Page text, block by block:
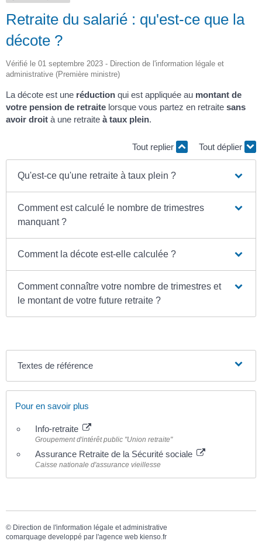
Retraite du salarié : qu'est-ce que la
décote ?
Vérifié le 01 septembre 2023 - Direction de l'information légale et
administrative (Première ministre)
La décote est une réduction qui est appliquée au montant de
votre pension de retraite lorsque vous partez en retraite sans
avoir droit à une retraite à taux plein.
Tout replier Tout déplier
Qu'est-ce qu'une retraite à taux plein ?
Comment est calculé le nombre de trimestres
manquant ?
Comment la décote est-elle calculée ?
Comment connaître votre nombre de trimestres et
le montant de votre future retraite ?
Textes de référence
Pour en savoir plus
Info-retraite
Groupement d'intérêt public "Union retraite"
Assurance Retraite de la Sécurité sociale
Caisse nationale d'assurance vieillesse
© Direction de l'information légale et administrative
comarquage developpé par l'agence web kienso.fr